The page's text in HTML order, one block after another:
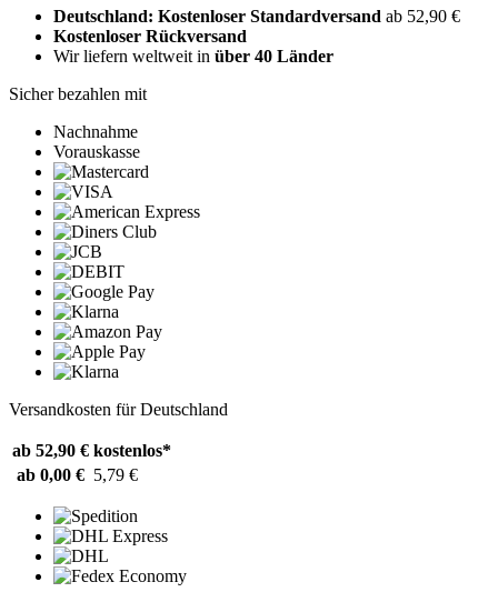
Deutschland: Kostenloser Standardversand ab 52,90 €
Kostenloser Rückversand
Wir liefern weltweit in über 40 Länder
Sicher bezahlen mit
Nachnahme
Vorauskasse
Versandkosten für Deutschland
ab 52,90 € kostenlos*
ab 0,00 € 5,79 €